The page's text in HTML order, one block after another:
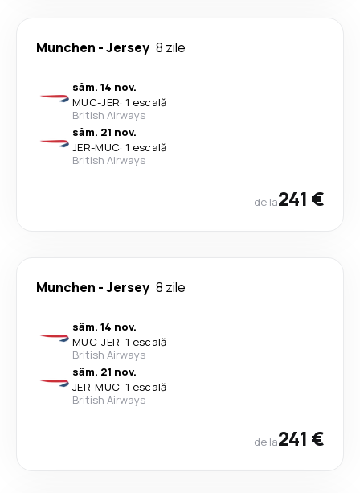
Munchen -Jersey 8 zile
sâm. 14 nov.
MUC-JER· 1 escală
British Airways
sâm. 21 nov.
JER-MUC· 1 escală
British Airways
de la241 €
Munchen -Jersey 8 zile
sâm. 14 nov.
MUC-JER· 1 escală
British Airways
sâm. 21 nov.
JER-MUC· 1 escală
British Airways
de la241 €